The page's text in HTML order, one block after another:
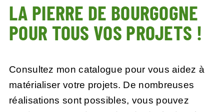
LA PIERRE DE BOURGOGNE
POUR TOUS VOS PROJETS !
Consultez mon catalogue pour vous aidez à
matérialiser votre projets. De nombreuses
réalisations sont possibles, vous pouvez